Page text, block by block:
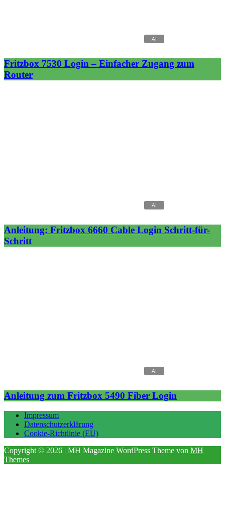
Fritzbox 7530 Login – Einfacher Zugang zum
Router
Anleitung: Fritzbox 6660 Cable Login Schritt-für-
Schritt
Anleitung zum Fritzbox 5490 Fiber Login
Impressum
Datenschutzerklärung
Cookie-Richtlinie (EU)
Copyright © 2026 | MH Magazine WordPress Theme von MH
Themes